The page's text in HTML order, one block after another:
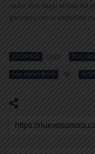
nadie, sino llegar al final del
ganador y con la unidad del
COLUMNAS 1293
Luis Carlos Bravo 22